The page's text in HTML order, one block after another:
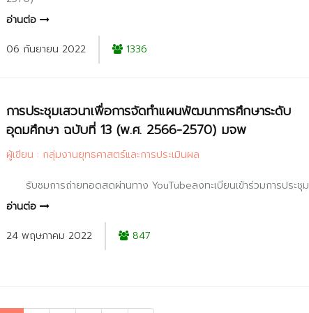
อ่านต่อ
06 กันยายน 2022
1336
การประชุมเสวนาเพื่อการจัดทำแผนพัฒนาการศึกษาระดับ
อุดมศึกษา ฉบับที่ 13 (พ.ศ. 2566-2570) มจพ
ผู้เขียน : กลุ่มงานยุทธศาสตร์และการประเมินผล
รับชมการถ่ายทอดสดผ่านทาง YouTubeลงทะเบียนเข้าร่วมการประชุม
อ่านต่อ
24 พฤษภาคม 2022
847